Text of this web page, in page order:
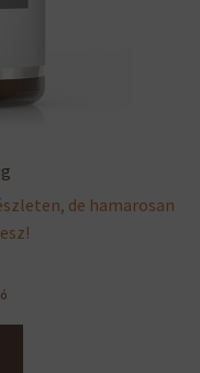
de hamarosan